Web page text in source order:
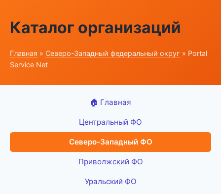
Каталог организаций
Главная » Северо-Западный федеральный округ » Portal
Service Net
🏠 Главная
Центральный ФО
Северо-Западный ФО
Приволжский ФО
Уральский ФО